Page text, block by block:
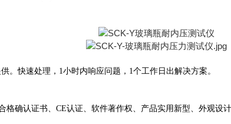
。快速处理，1小时内响应问题，1个工作日出解决方案。
格确认证书、CE认证、软件著作权、产品实用新型、外观设计